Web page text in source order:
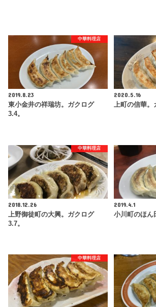
中華料理店
2019.8.23
東小金井の祥瑞坊。ガクログ
3.4。
2020.5.16
上町の信華。
中華料理店
2018.12.26
上野御徒町の大興。ガクログ
3.7。
2019.4.1
小川町のほん
中華料理店